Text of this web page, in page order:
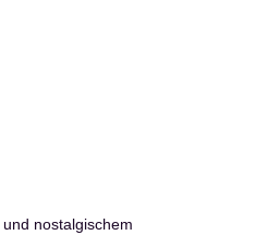
nostalgischem